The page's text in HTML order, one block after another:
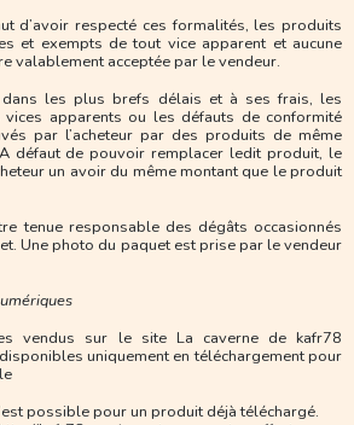
d’avoir respecté ces formalités, les produits
et exempts de tout vice apparent et aucune
valablement acceptée par le vendeur.
dans les plus brefs délais et à ses frais, les
apparents ou les défauts de conformité
par l’acheteur par des produits de même
défaut de pouvoir remplacer ledit produit, le
un avoir du même montant que le produit
tenue responsable des dégâts occasionnés
Une photo du paquet est prise par le vendeur
vendus sur le site La caverne de kafr78
uniquement en téléchargement pour
possible pour un produit déjà téléchargé.